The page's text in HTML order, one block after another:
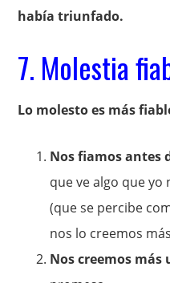
había triunfado.
7. Molestia
Lo molesto es más
Nos fiamos antes
que ve algo que yo
(que se percibe
nos lo creemos
Nos creemos más